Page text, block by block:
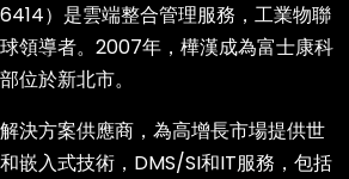
）是雲端整合管理服務，工業物聯
領導者。2007年，樺漢成為富士康科
位於新北市。
決方案供應商，為高增長市場提供世
嵌入式技術，DMS/SI和IT服務，包括